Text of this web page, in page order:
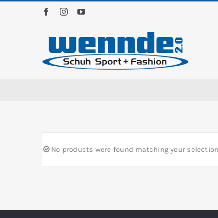
No products were found matching your